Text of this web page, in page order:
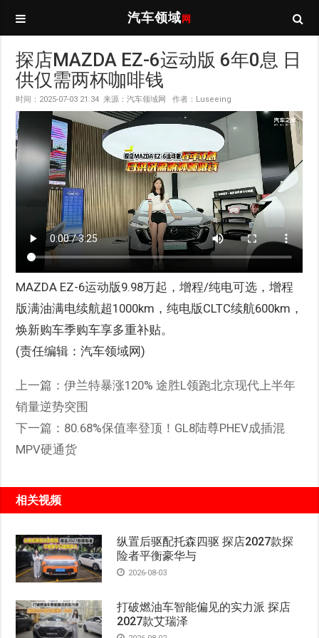
汽车领域 网
探店MAZDA EZ-6运动版 6年0息 日
供仅需两杯咖啡钱
时间：2025-07-03 21:34 来源：汽车领域网 作者：Luseeing
MAZDA EZ-6运动版9.98万起，增程/纯电可选，增程
版满油满电续航超1000km，纯电版CLTC续航600km，
焕新购车季购车享多重补贴。
(责任编辑：汽车领域网)
上一篇：伊兰特暴涨120% 途胜L领跑北京现代上半年
销量逆势突围
下一篇： 80.68%保值率登顶！GL8陆尊PHEV成插混
MPV硬通货
相关视频
纵置后驱配托森四驱 探店2027款探
险者平衡豪华与
2026-08-03
打破燃油车智能偏见的实力派 探店
2027款艾瑞泽